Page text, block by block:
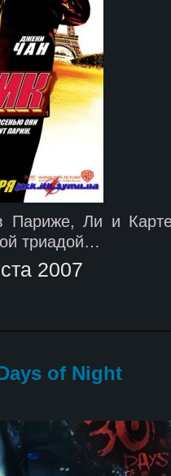
Париже, Ли и
триадой…
2007
of Night